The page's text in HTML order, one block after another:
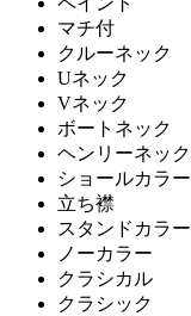
マチ付
クルーネック
Uネック
Vネック
ボートネック
ヘンリーネック
ショールカラー
立ち襟
スタンドカラー
ノーカラー
クラシカル
クラシック